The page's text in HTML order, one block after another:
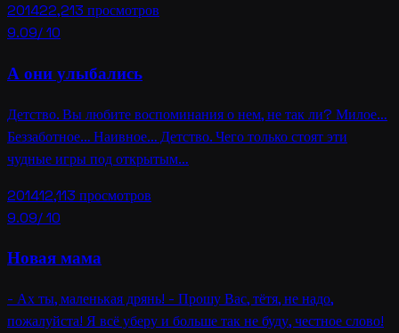
201422,213 просмотров
9.09/ 10
А они улыбались
Детство. Вы любите воспоминания о нем, не так ли? Милое…
Беззаботное… Наивное… Детство. Чего только стоят эти
чудные игры под открытым…
201412,113 просмотров
9.09/ 10
Новая мама
- Ах ты, маленькая дрянь! - Прошу Вас, тётя, не надо,
пожалуйста! Я всё уберу и больше так не буду, честное слово!